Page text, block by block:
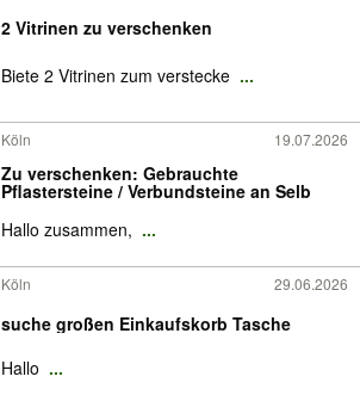
2 Vitrinen zu verschenken
Biete 2 Vitrinen zum verstecke ...
Köln 19.07.2026
Zu verschenken: Gebrauchte
Pflastersteine / Verbundsteine an Selb
Hallo zusammen, ...
Köln 29.06.2026
suche großen Einkaufskorb Tasche
Hallo ...